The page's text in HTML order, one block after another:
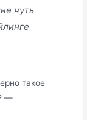
чуть
такое
—